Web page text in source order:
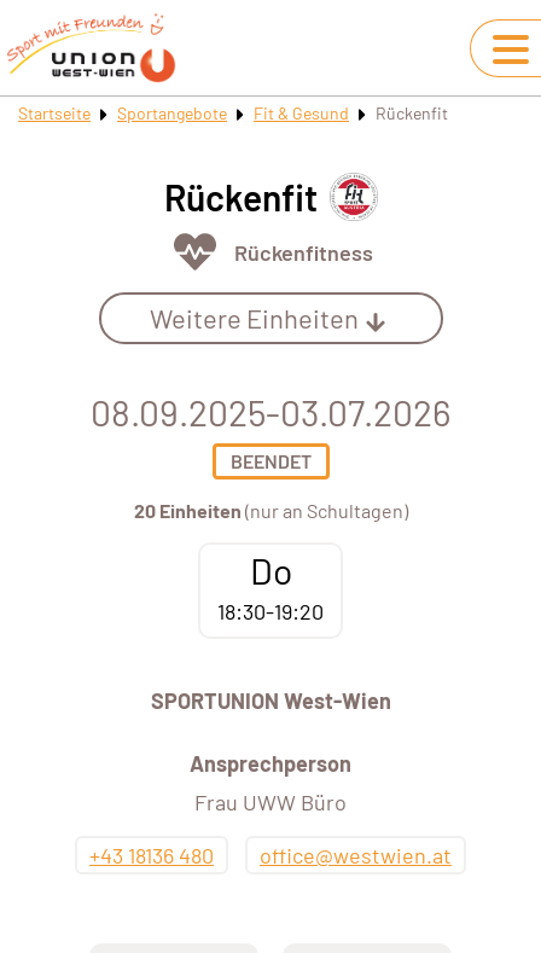
Startseite Sportangebote Fit & Gesund Rückenfit
Rückenfit
Rückenfitness
Weitere Einheiten
08.09.2025-03.07.2026
BEENDET
20 Einheiten (nur an Schultagen)
Do
18:30-19:20
SPORTUNION West-Wien
Ansprechperson
Frau UWW Büro
+43 18136 480
office@westwien.at